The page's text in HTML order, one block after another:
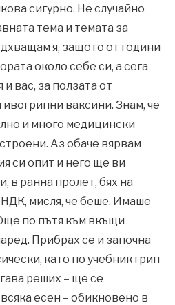
сигурно. Не случайно
тема и темата за
я, защото от години
около себе си, а сега
вас, за ползата от
ваксини. Знам, че
и много медицински
Аз обаче вярвам
си опит и него ще ви
в ранна пролет, бях на
мисля, че беше. Имаше
по пътя към вкъщи
Прибрах се и започна
като по учебник грип
реших – ще се
есен – обикновено в